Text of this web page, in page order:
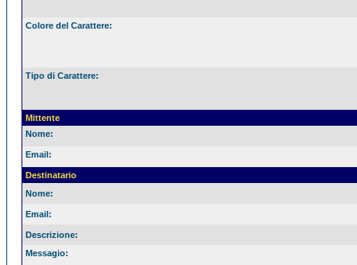
Colore del Carattere:
Tipo di Carattere:
Mittente
Nome:
Email:
Destinatario
Nome:
Email:
Descrizione:
Messagio: